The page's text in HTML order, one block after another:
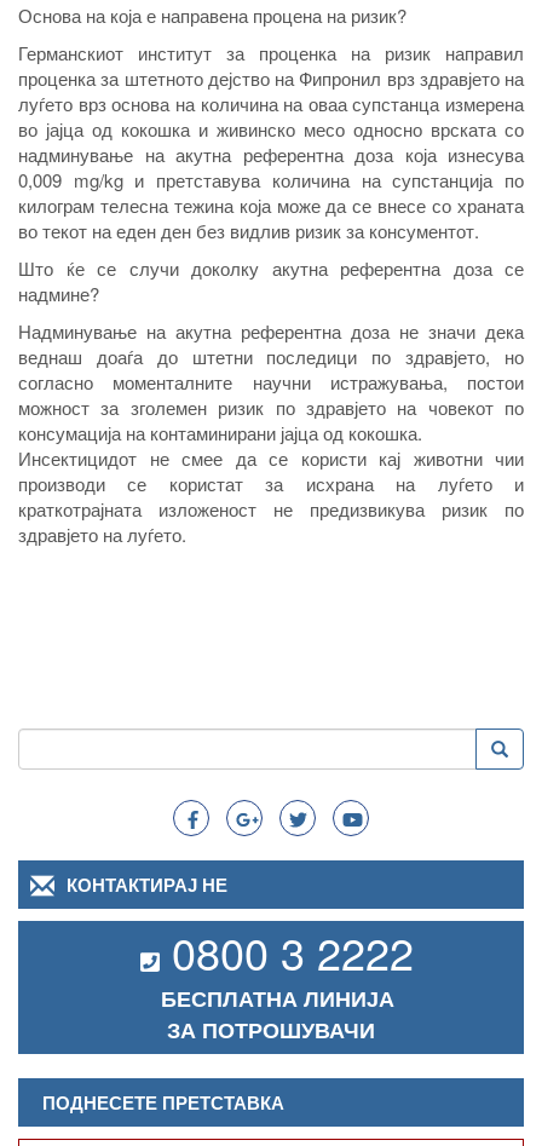
Основа на која е направена процена на ризик?
Германскиот институт за проценка на ризик направил
проценка за штетното дејство на Фипронил врз здравјето на
луѓето врз основа на количина на оваа супстанца измерена
во јајца од кокошка и живинско месо односно врската со
надминување на акутна референтна доза која изнесува
0,009 mg/kg и претставува количина на супстанција по
килограм телесна тежина која може да се внесе со храната
во текот на еден ден без видлив ризик за консументот.
Што ќе се случи доколку акутна референтна доза се
надмине?
Надминување на акутна референтна доза не значи дека
веднаш доаѓа до штетни последици по здравјето, но
согласно моменталните научни истражувања, постои
можност за зголемен ризик по здравјето на човекот по
консумација на контаминирани јајца од кокошка.
Инсектицидот не смее да се користи кај животни чии
производи се користат за исхрана на луѓето и
краткотрајната изложеност не предизвикува ризик по
здравјето на луѓето.
Search
Пребарување
КОНТАКТИРАЈ НЕ
0800 3 2222
БЕСПЛАТНА ЛИНИЈА
ЗА ПОТРОШУВАЧИ
ПОДНЕСЕТЕ ПРЕТСТАВКА